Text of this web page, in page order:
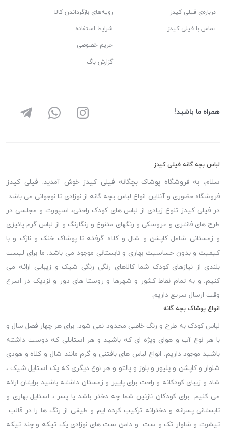
درباره‌ی فیلی کیدز
تماس با فیلی کیدز
رویه‌های بازگرداندن کالا
شرایط استفاده
حریم خصوصی
گزارش باگ
همراه ما باشید!
لباس بچه گانه فیلی کیدز
سلام، به فروشگاه پوشاک بچگانه فیلی کیدز خوش آمدید. فیلی کیدز
فروشگاه حضوری و آنلاین انواع لباس بچه گانه از نوزادی تا نوجوانی می باشد.
در فیلی کیدز تنوع زیادی از لباس های کودک راحتی، اسپورت و مجلسی در
طرح های فانتزی و عروسکی و رنگهای متنوع و رنگارنگ و از لباس گرم پائیزی
و زمستانی شامل کاپشن و شال و کلاه گرفته تا پوشاک خنک و نازک و با
کیفیت و بدون حساسیت بهاری و تابستانی موجود می باشد. ما برای لیست
بلندی از نیازهای کودک شما کالاهای رنگی رنگی شیک و زیبایی ارائه می
کنیم. و به تمام نقاط کشور و شهرها و روستا های دور و نزدیک در اسرع
وقت ارسال سریع داریم.
انواع پوشاک بچه گانه
لباس کودک به طرح و رنگ خاصی محدود نمی شود. برای هر چهار فصل سال و
با هر نوع آب و هوای ویژه ای که باشید و هر استایلی که دوست داشته
باشید موجود داریم. انواع لباس های بافتنی و گرم مانند شال و کلاه و هودی
شلوار و کاپشن و پلیور و بلوز و پالتو و هر نوع دیگری که یک استایل شیک ،
شاد و زیبای کودکانه و راحت برای پاییز و زمستان داشته باشید برایتان ارائه
می کنیم. برای کودکان نازنین شما چه دختر باشد یا پسر ، استایل بهاری و
تابستانی پسرانه و دخترانه ترکیب کرده ایم و طیفی از رنگ ها را در قالب
تیشرت و شلوار تک و ست و دامن ست های نوزادی یک تیکه و چند تیکه